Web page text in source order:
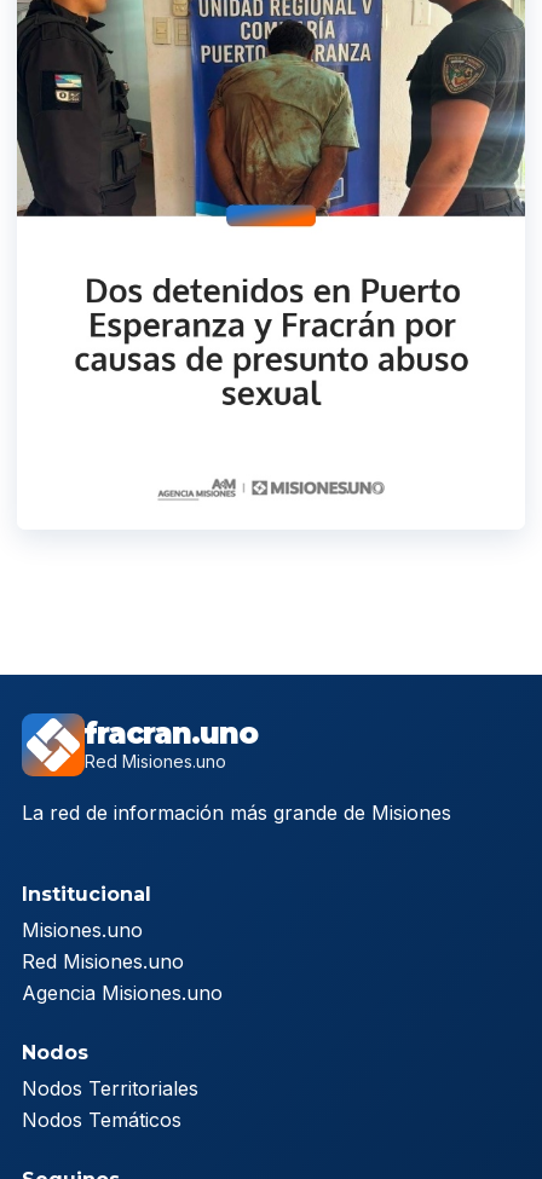
fracran.uno
Red Misiones.uno
La red de información más grande de Misiones
Institucional
Misiones.uno
Red Misiones.uno
Agencia Misiones.uno
Nodos
Nodos Territoriales
Nodos Temáticos